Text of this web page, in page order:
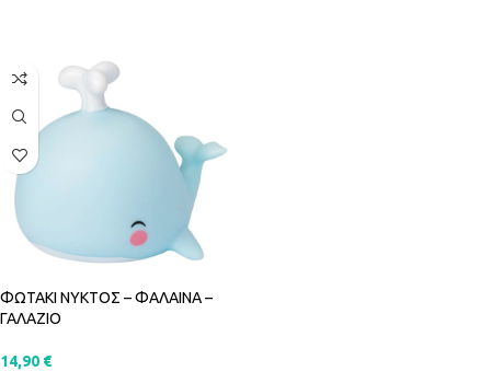
ΦΩΤΑΚΙ ΝΥΚΤΟΣ – ΦΑΛΑΙΝΑ –
ΓΑΛΑΖΙΟ
14,90 €